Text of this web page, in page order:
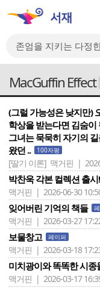
MacGuffin Effect
(그럴 가능성은 낮지만)
학상을 받는다면 김숨이
그녀는 묵묵히 자기의
왔던 ..
100자평
[딸기 이론] 맥거핀 |
박찬욱 각본 컬렉션 출
맥거핀 | 2026-06-30
잊어버린 기억의 책들
맥거핀 | 2026-03-27
보물창고 페이퍼
맥거핀 | 2026-03-18
미치광이와 똑똑한 시종
맥거핀 | 2026-03-17